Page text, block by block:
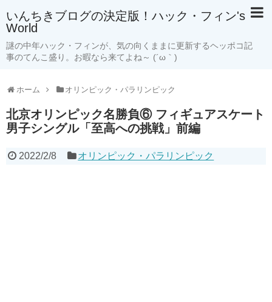
いんちきブログの決定版！ハック・フィン's
World
謎の中年ハック・フィンが、気の向くままに更新するヘッポコ記
事のてんこ盛り。お暇なら来てよね～ (´ω｀)
ホーム オリンピック・パラリンピック
北京オリンピック名勝負⑥ フィギュアスケート
男子シングル「至高への挑戦」前編
2022/2/8 オリンピック・パラリンピック